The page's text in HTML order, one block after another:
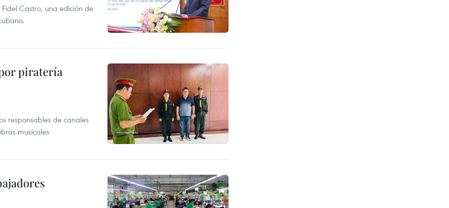
Castro, una edición de
piratería
responsables de canales
musicales